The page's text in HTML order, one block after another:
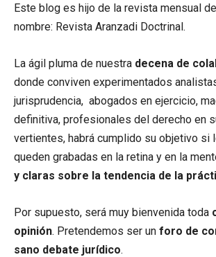
Este blog es hijo de la revista mensual
nombre: Revista Aranzadi Doctrinal.
La ágil pluma de nuestra decena de
donde conviven experimentados
jurisprudencia, abogados en ejercicio,
definitiva, profesionales del derecho en
vertientes, habrá cumplido su objetivo si
queden grabadas en la retina y en la
y claras sobre la tendencia de la
Por supuesto, será muy bienvenida toda
opinión. Pretendemos ser un foro de
sano debate jurídico.